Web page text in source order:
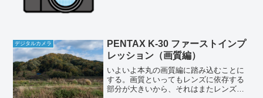
デジタルカメラ
PENTAX K-30 ファーストインプ
レッション（画質編）
いよいよ本丸の画質編に踏み込むことに
する。画質といってもレンズに依存する
部分が大きいから、それはまたレンズの